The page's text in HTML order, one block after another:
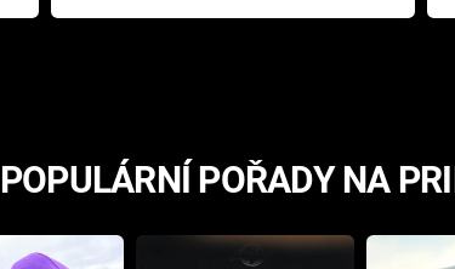
přichází s neodolatelnou
POPULÁRNÍ POŘADY NA